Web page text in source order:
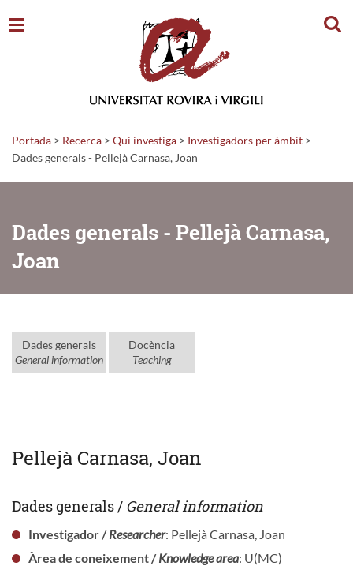
Portada > Recerca > Qui investiga > Investigadors per àmbit >
Dades generals - Pellejà Carnasa, Joan
Dades generals - Pellejà Carnasa,
Joan
Dades generals
General information
Docència
Teaching
Pellejà Carnasa, Joan
Dades generals / General information
Investigador /Researcher: Pellejà Carnasa, Joan
Àrea de coneixement /Knowledge area: U(MC)